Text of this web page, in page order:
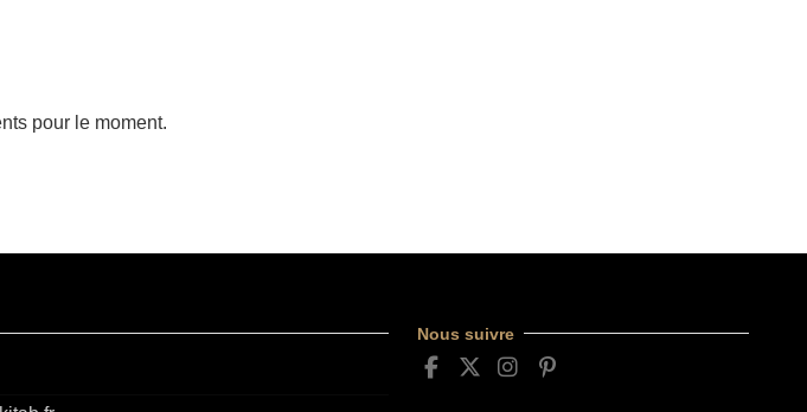
pour le moment.
Nous suivre